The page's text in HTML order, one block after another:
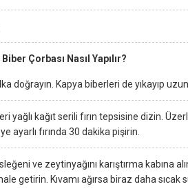
Çorbası Nasıl Yapılır?
doğrayın. Kapya biberleri de yıkayıp
yağlı kağıt serili fırın tepsisine dizin.
ayarlı fırında 30 dakika pişirin.
ve zeytinyağını karıştırma kabına
getirin. Kıvamı ağırsa biraz daha